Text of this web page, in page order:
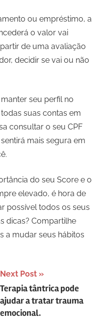
ou empréstimo, a
o valor vai
de uma avaliação
decidir se vai ou não
seu perfil no
suas contas em
consultar o seu CPF
mais segura em
do seu Score e o
elevado, é hora de
possível todos os seus
dicas? Compartilhe
a mudar seus hábitos
Next Post
Terapia tântrica pode
ajudar a tratar trauma
emocional.